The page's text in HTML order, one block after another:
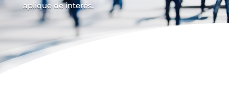
aplique de interés.